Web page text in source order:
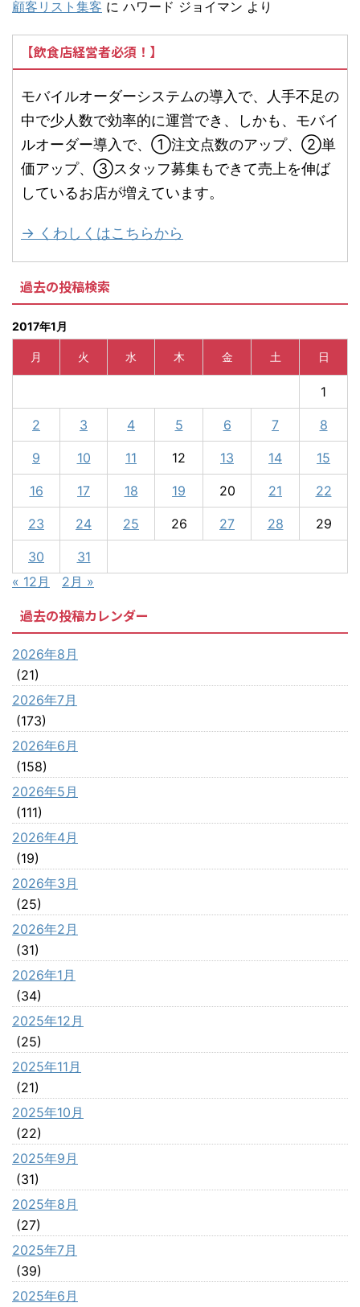
顧客リスト集客 に ハワード ジョイマン より
【飲食店経営者必須！】
モバイルオーダーシステムの導入で、人手不足の
中で少人数で効率的に運営でき、しかも、モバイ
ルオーダー導入で、①注文点数のアップ、②単
価アップ、③スタッフ募集もできて売上を伸ば
しているお店が増えています。
→ くわしくはこちらから
過去の投稿検索
2017年1月
月 火 水 木 金 土 日
1
2 3 4 5 6 7 8
9 10 11 12 13 14 15
16 17 18 19 20 21 22
23 24 25 26 27 28 29
30
31
« 12月
2月 »
過去の投稿カレンダー
2026年8月
(21)
2026年7月
(173)
2026年6月
(158)
2026年5月
(111)
2026年4月
(19)
2026年3月
(25)
2026年2月
(31)
2026年1月
(34)
2025年12月
(25)
2025年11月
(21)
2025年10月
(22)
2025年9月
(31)
2025年8月
(27)
2025年7月
(39)
2025年6月